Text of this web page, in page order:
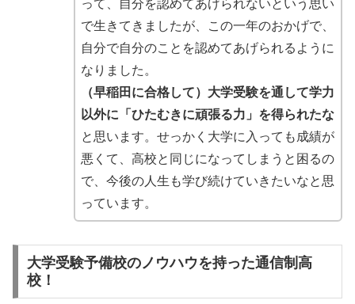
って、自分を認めてあげられないという思い
で生きてきましたが、この一年のおかげで、
自分で自分のことを認めてあげられるように
なりました。
（早稲田に合格して） 大学受験を通して学力
以外に「ひたむきに頑張る力」を得られたな
と思います。 せっかく大学に入っても成績が
悪くて、高校と同じになってしまうと困るの
で、今後の人生も学び続けていきたいなと思
っています。
大学受験予備校のノウハウを持った通信制高
校！